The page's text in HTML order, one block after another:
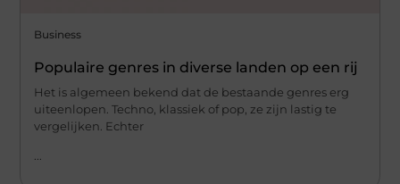
Business
Populaire genres in diverse landen op een rij
Het is algemeen bekend dat de bestaande genres erg
uiteenlopen. Techno, klassiek of pop, ze zijn lastig te
vergelijken. Echter